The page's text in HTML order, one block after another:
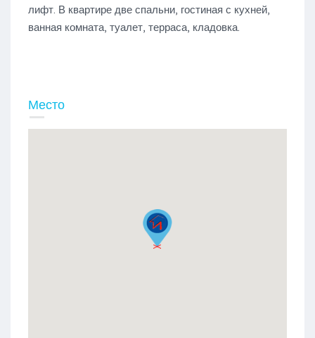
лифт. В квартире две спальни, гостиная с кухней,
ванная комната, туалет, терраса, кладовка.
Место